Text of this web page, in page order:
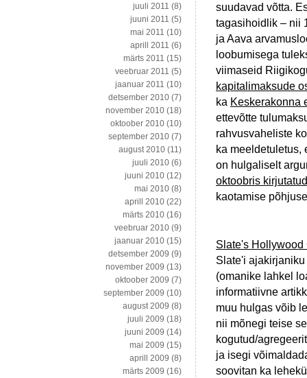
suudavad võtta.
tagasihoidlik – nii
ja Aava
loobumisega
viimaseid
kapitalimaksude
ka Keskerakonna
ettevõtte
rahvusvaheliste
ka meeldetuletus,
on hulgaliselt
oktoobris kirjutatud
kaotamise
Slate's Hollywood
Slate'i
(omanike lahkel
informatiivne
muu hulgas võib
nii mõnegi teise
kogutud/
ja isegi
soovitan ka
juuli 2011 (8)
juuni 2011 (5)
mai 2011 (10)
aprill 2011 (6)
märts 2011 (15)
veebruar 2011 (5)
jaanuar 2011 (10)
detsember 2010 (7)
november 2010 (18)
oktoober 2010 (10)
september 2010 (7)
august 2010 (11)
juuli 2010 (6)
juuni 2010 (12)
mai 2010 (8)
aprill 2010 (22)
märts 2010 (16)
veebruar 2010 (9)
jaanuar 2010 (15)
detsember 2009 (9)
november 2009 (13)
oktoober 2009 (7)
september 2009 (10)
august 2009 (8)
juuli 2009 (18)
juuni 2009 (14)
mai 2009 (15)
aprill 2009 (8)
märts 2009 (16)